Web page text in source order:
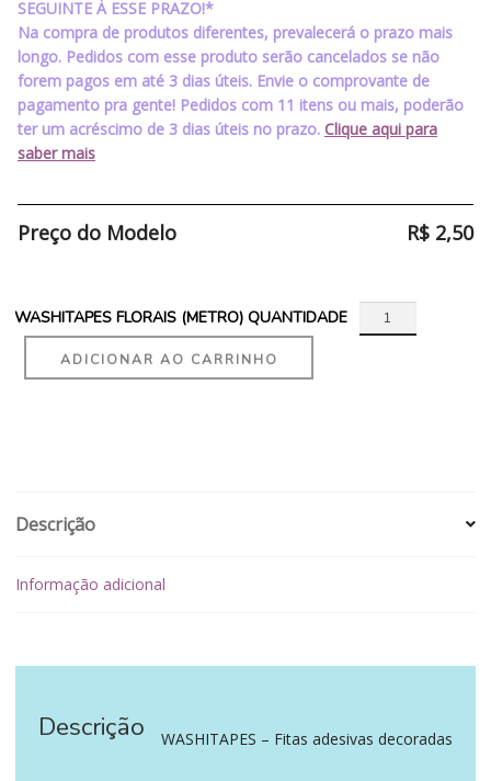
SEGUINTE À ESSE PRAZO!*
Na compra de produtos diferentes, prevalecerá o prazo mais
longo. Pedidos com esse produto serão cancelados se não
forem pagos em até 3 dias úteis. Envie o comprovante de
pagamento pra gente! Pedidos com 11 itens ou mais, poderão
ter um acréscimo de 3 dias úteis no prazo. Clique aqui para
saber mais
Preço do Modelo R$ 2,50
WASHITAPES FLORAIS (METRO) QUANTIDADE
ADICIONAR AO CARRINHO
Descrição
Informação adicional
Descrição WASHITAPES – Fitas adesivas decoradas